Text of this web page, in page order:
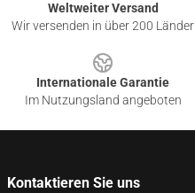
Weltweiter Versand
Wir versenden in über 200 Länder
Internationale Garantie
Im Nutzungsland angeboten
Kontaktieren Sie uns